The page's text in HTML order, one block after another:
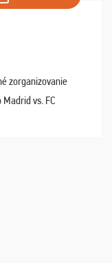
zorganizovanie
vs. FC